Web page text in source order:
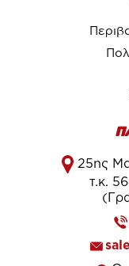
25ης
τ.κ.